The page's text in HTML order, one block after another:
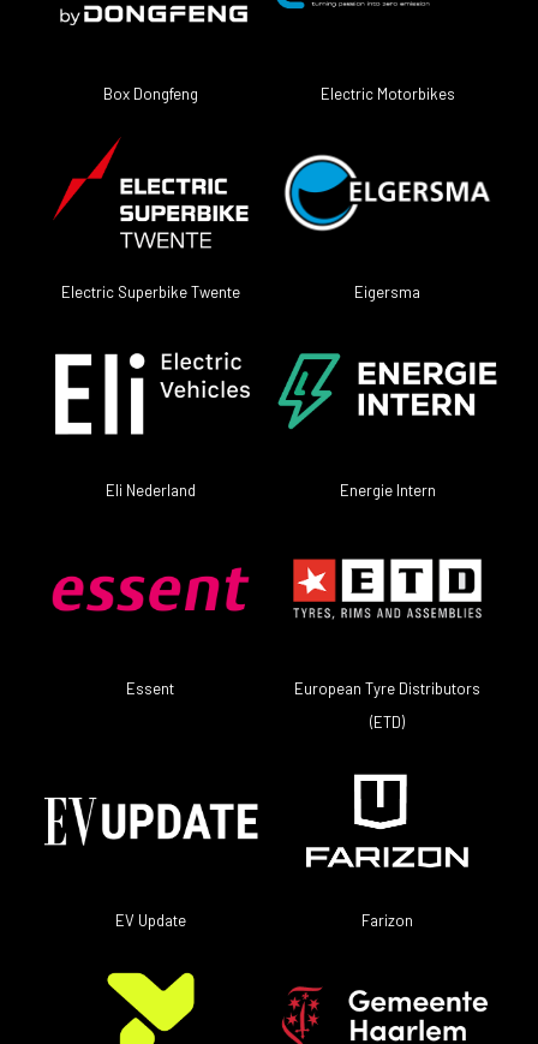
Box Dongfeng Electric Motorbikes
Electric Superbike Twente Eigersma
Eli Nederland Energie Intern
Essent
European Tyre Distributors
(ETD)
EV Update Farizon